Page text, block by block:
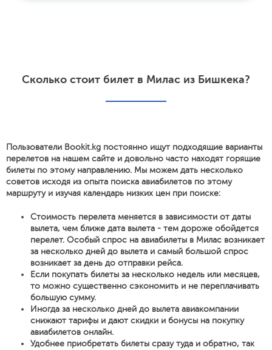
Сколько стоит билет в Милас из Бишкека?
Пользователи Bookit.kg постоянно ищут подходящие варианты
перелетов на нашем сайте и довольно часто находят горящие
билеты по этому направлению. Мы можем дать несколько
советов исходя из опыта поиска авиабилетов по этому
маршруту и изучая календарь низких цен при поиске:
Стоимость перелета меняется в зависимости от даты
вылета, чем ближе дата вылета - тем дороже обойдется
перелет. Особый спрос на авиабилеты в Милас возникает
за несколько дней до вылета и самый большой спрос
возникает за день до отправки рейса.
Если покупать билеты за несколько недель или месяцев,
то можно существенно сэкономить и не переплачивать
большую сумму.
Иногда за несколько дней до вылета авиакомпании
снижают тарифы и дают скидки и бонусы на покупку
авиабилетов онлайн.
Удобнее приобретать билеты сразу туда и обратно, так